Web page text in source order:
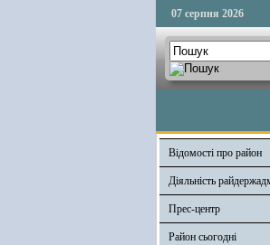
07 серпня 2026
Відомості про район
Діяльність
Прес-центр
Район сьогодні